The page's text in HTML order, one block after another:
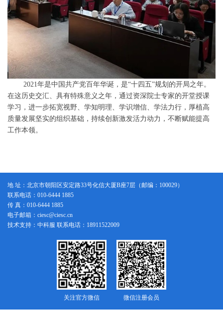
2021年是中国共产党百年华诞，是“十四五”规划的开局之年。
在这历史交汇、具有特殊意义之年，通过资深院士专家的开堂授课
学习，进一步拓宽视野、学知明理、学识增信、学法力行，厚植高
质量发展坚实的组织基础，持续创新激发活力动力，不断赋能提高
工作本领。
地 址：北京市朝阳区安定路33号化信大厦B座7层（邮编：100029）
联系电话：010-6444 1885
传 真：010-6444 1885
电子邮箱：ciesc@ciesc.cn
技术支持：中科服 联系电话：18911522009
关注官方微信 微信注册会员